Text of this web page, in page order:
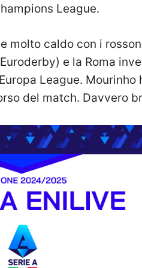
League.
molto caldo con i
e la Roma
League. Mourinho
del match. Davvero